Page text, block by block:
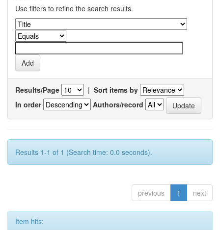
Use filters to refine the search results.
Results/Page | Sort items by
In order
Authors/record
Results 1-1 of 1 (Search time: 0.0 seconds).
previous 1 next
Item hits: